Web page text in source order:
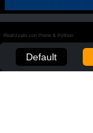
Realizzato con Plone & Python
Default